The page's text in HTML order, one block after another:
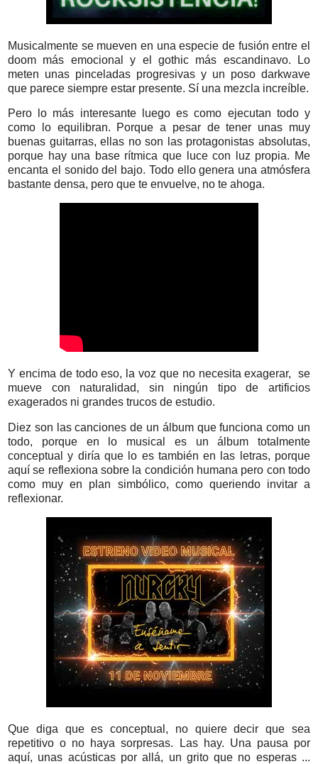
Musicalmente se mueven en una especie de fusión entre el
doom más emocional y el gothic más escandinavo. Lo
meten unas pinceladas progresivas y un poso darkwave
que parece siempre estar presente. Sí una mezcla increíble.
Pero lo más interesante luego es como ejecutan todo y
como lo equilibran. Porque a pesar de tener unas muy
buenas guitarras, ellas no son las protagonistas absolutas,
porque hay una base rítmica que luce con luz propia. Me
encanta el sonido del bajo. Todo ello genera una atmósfera
bastante densa, pero que te envuelve, no te ahoga.
Y encima de todo eso, la voz que no necesita exagerar, se
mueve con naturalidad, sin ningún tipo de artificios
exagerados ni grandes trucos de estudio.
Diez son las canciones de un álbum que funciona como un
todo, porque en lo musical es un álbum totalmente
conceptual y diría que lo es también en las letras, porque
aquí se reflexiona sobre la condición humana pero con todo
como muy en plan simbólico, como queriendo invitar a
reflexionar.
Que diga que es conceptual, no quiere decir que sea
repetitivo o no haya sorpresas. Las hay. Una pausa por
aquí, unas acústicas por allá, un grito que no esperas ...